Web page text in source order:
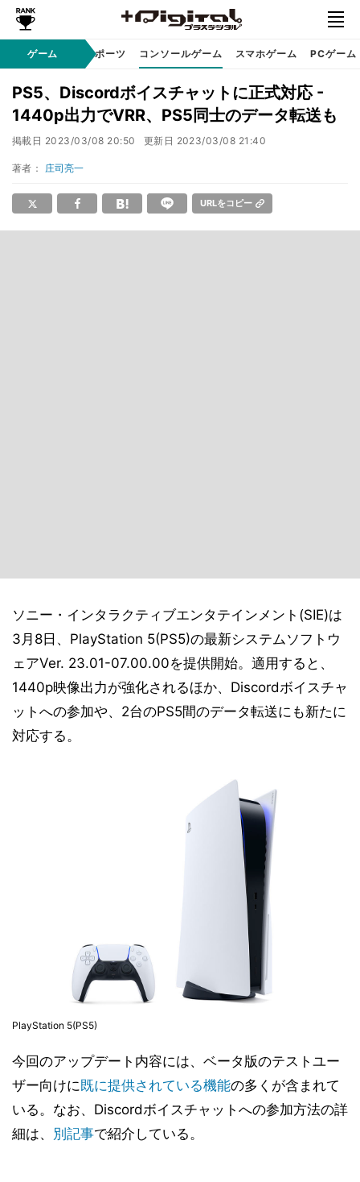
ゲーム eスポーツ コンソールゲーム スマホゲーム PCゲーム
PS5、Discordボイスチャットに正式対応 -
1440p出力でVRR、PS5同士のデータ転送も
掲載日 2023/03/08 20:50 更新日 2023/03/08 21:40
著者： 庄司亮一
URLをコピー
ソニー・インタラクティブエンタテインメント(SIE)は
3月8日、PlayStation 5(PS5)の最新システムソフトウ
ェアVer. 23.01-07.00.00を提供開始。適用すると、
1440p映像出力が強化されるほか、Discordボイスチャ
ットへの参加や、2台のPS5間のデータ転送にも新たに
対応する。
PlayStation 5(PS5)
今回のアップデート内容には、ベータ版のテストユー
ザー向けに既に提供されている機能の多くが含まれて
いる。なお、Discordボイスチャットへの参加方法の詳
細は、 別記事で紹介している。